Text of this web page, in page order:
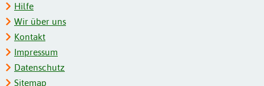
Hilfe
Wir über uns
Kontakt
Impressum
Datenschutz
Sitemap